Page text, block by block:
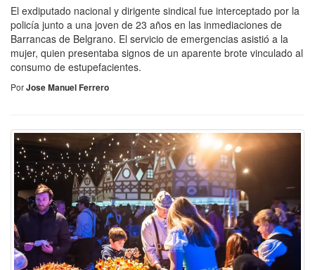
El exdiputado nacional y dirigente sindical fue interceptado por la
policía junto a una joven de 23 años en las inmediaciones de
Barrancas de Belgrano. El servicio de emergencias asistió a la
mujer, quien presentaba signos de un aparente brote vinculado al
consumo de estupefacientes.
PorJose Manuel Ferrero